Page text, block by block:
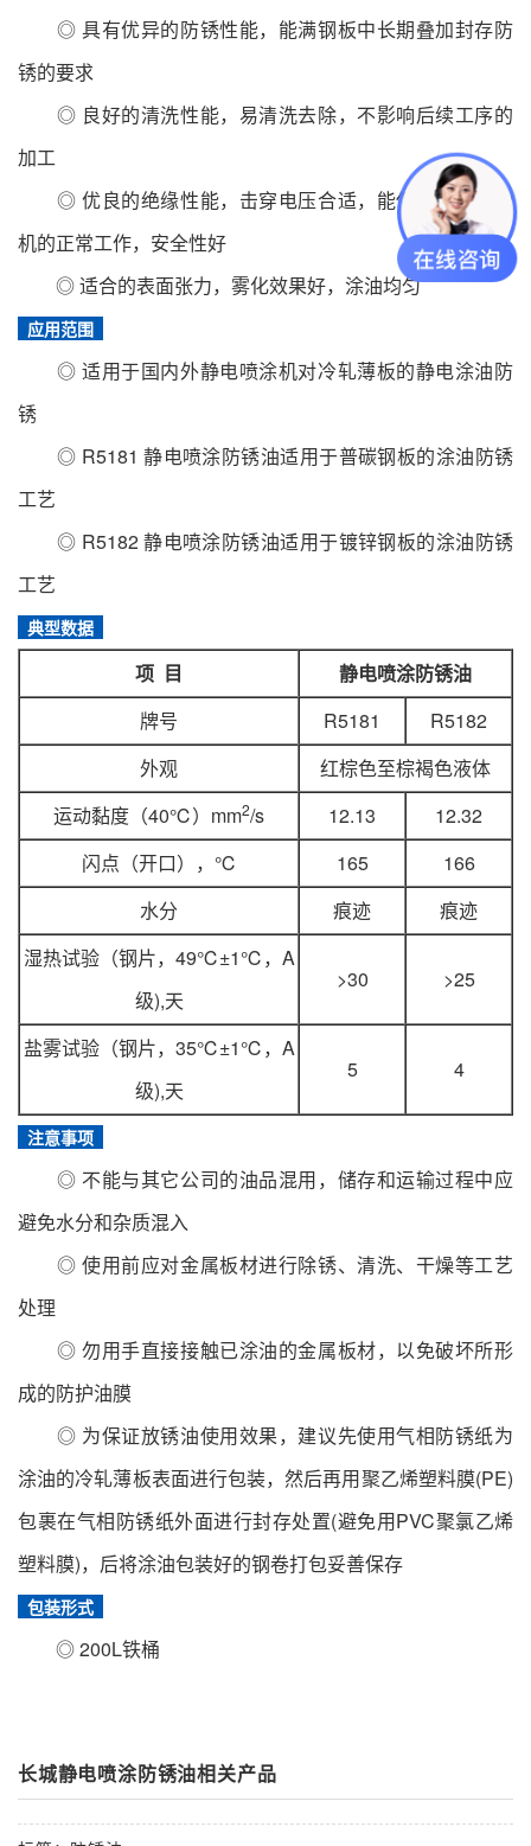
◎ 具有优异的防锈性能，能满钢板中长期叠加封存防
锈的要求
◎ 良好的清洗性能，易清洗去除，不影响后续工序的
加工
◎ 优良的绝缘性能，击穿电压合适，能保证静电涂油
机的正常工作，安全性好
◎ 适合的表面张力，雾化效果好，涂油均匀
应用范围
◎ 适用于国内外静电喷涂机对冷轧薄板的静电涂油防
锈
◎ R5181 静电喷涂防锈油适用于普碳钢板的涂油防锈
工艺
◎ R5182 静电喷涂防锈油适用于镀锌钢板的涂油防锈
工艺
典型数据
项 目
静电喷涂防锈油
牌号
R5181
R5182
外观
红棕色至棕褐色液体
运动黏度（40℃）mm2/s 12.13
12.32
闪点（开口），℃
165
166
水分
痕迹
痕迹
湿热试验（钢片，49℃±1℃，A
级),天
>30 >25
盐雾试验（钢片，35℃±1℃，A
级),天
5 4
注意事项
◎ 不能与其它公司的油品混用，储存和运输过程中应
避免水分和杂质混入
◎ 使用前应对金属板材进行除锈、清洗、干燥等工艺
处理
◎ 勿用手直接接触已涂油的金属板材，以免破坏所形
成的防护油膜
◎ 为保证放锈油使用效果，建议先使用气相防锈纸为
涂油的冷轧薄板表面进行包装，然后再用聚乙烯塑料膜(PE)
包裹在气相防锈纸外面进行封存处置(避免用PVC聚氯乙烯
塑料膜)，后将涂油包装好的钢卷打包妥善保存
包装形式
◎ 200L铁桶
长城静电喷涂防锈油相关产品